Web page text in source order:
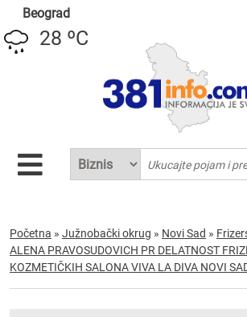
Beograd
28 ºC
Početna » Južnobački okrug » Novi Sad »
ALENA PRAVOSUDOVICH PR DELATNOST
KOZMETIČKIH SALONA VIVA LA DIVA NOVI